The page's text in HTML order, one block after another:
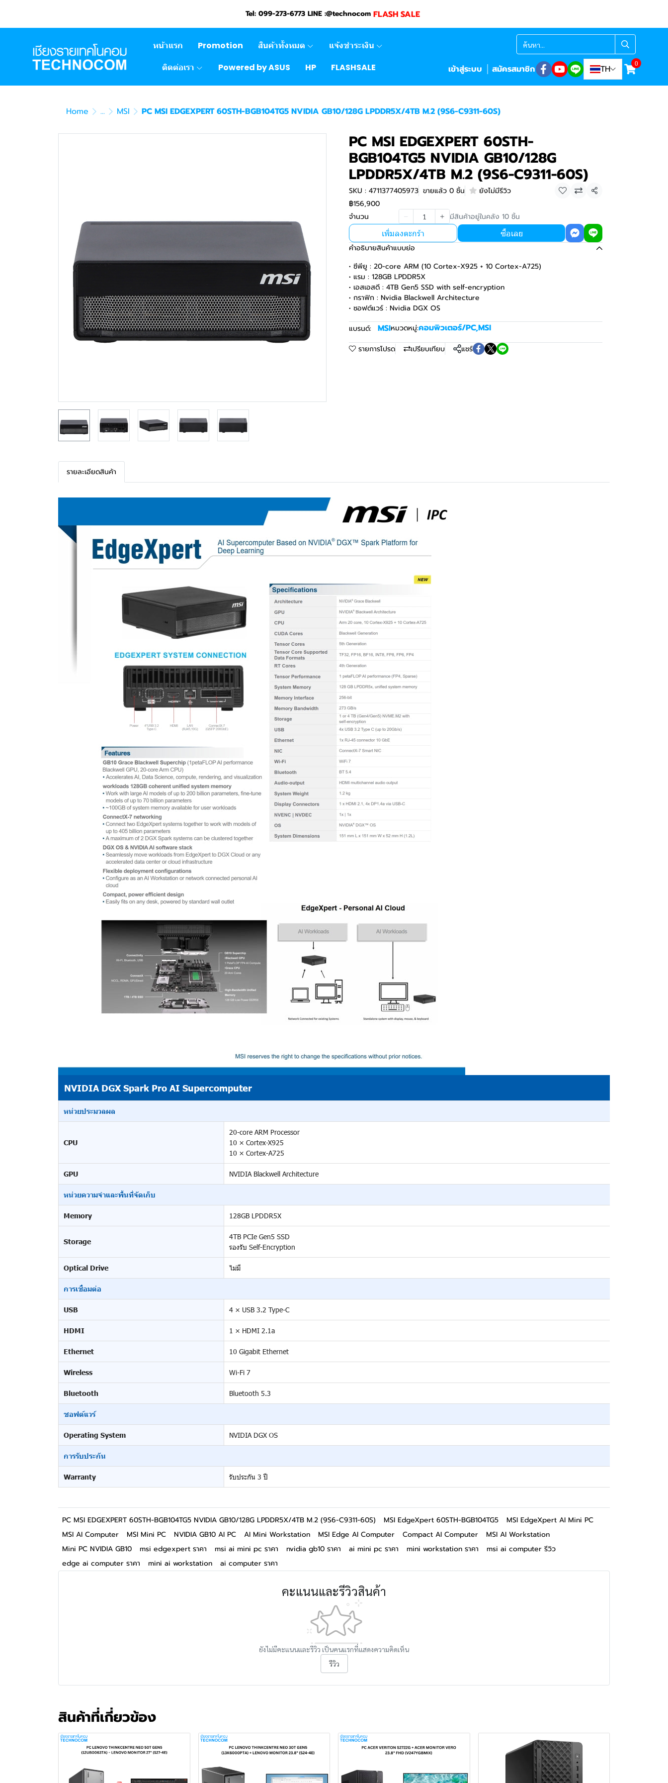
Tel: 099-273-6773 LINE :@technocom FLASH SALE
หน้าแรก Promotion สินค้าทั้งหมด
แจ้งชำระเงิน
ติดต่อเรา
Powered by ASUS HP FLASHSALE เข้าสู่ระบบ สมัครสมาชิก TH 0
Home ... MSI PC MSI EDGEXPERT 60STH-BGB104TG5 NVIDIA GB10/128G LPDDR5X/4TB M.2 (9S6-C9311-60S)
PC MSI EDGEXPERT 60STH-
BGB104TG5 NVIDIA GB10/128G
LPDDR5X/4TB M.2 (9S6-C9311-60S)
SKU : 4711377405973 ขายแล้ว 0 ชิ้น ยังไม่มีรีวิว
แชร์
฿156,900
จำนวน
มีสินค้าอยู่ในคลัง 10 ชิ้น
เพิ่มลงตะกร้า
ซื้อเลย
คำอธิบายสินค้าแบบย่อ
• ซีพียู : 20-core ARM (10 Cortex-X925 + 10 Cortex-A725)
• แรม : 128GB LPDDR5X
• เอสเอสดี : 4TB Gen5 SSD with self-encryption
• กราฟิก : Nvidia Blackwell Architecture
• ซอฟต์แวร์ : Nvidia DGX OS
แบรนด์:
MSIหมวดหมู่:คอมพิวเตอร์/PC,MSI
รายการโปรด เปรียบเทียบ แชร์
รายละเอียดสินค้า
NVIDIA DGX Spark Pro AI Supercomputer
หน่วยประมวลผล
CPU
20-core ARM Processor
10 × Cortex-X925
10 × Cortex-A725
GPU NVIDIA Blackwell Architecture
หน่วยความจำและพื้นที่จัดเก็บ
Memory 128GB LPDDR5X
Storage
4TB PCIe Gen5 SSD
รองรับ Self-Encryption
Optical Drive ไม่มี
การเชื่อมต่อ
USB 4 × USB 3.2 Type-C
HDMI 1 × HDMI 2.1a
Ethernet 10 Gigabit Ethernet
Wireless Wi-Fi 7
Bluetooth Bluetooth 5.3
ซอฟต์แวร์
Operating System NVIDIA DGX OS
การรับประกัน
Warranty รับประกัน 3 ปี
PC MSI EDGEXPERT 60STH-BGB104TG5 NVIDIA GB10/128G LPDDR5X/4TB M.2 (9S6-C9311-60S) MSI EdgeXpert 60STH-BGB104TG5
MSI EdgeXpert AI Mini PC
MSI AI Computer
MSI Mini PC NVIDIA GB10 AI PC AI Mini Workstation MSI Edge AI Computer Compact AI Computer
MSI AI Workstation
Mini PC NVIDIA GB10
msi edgexpert ราคา msi ai mini pc ราคา nvidia gb10 ราคา ai mini pc ราคา mini workstation ราคา
msi ai computer รีวิว
edge ai computer ราคา
mini ai workstation ai computer ราคา
คะแนนและรีวิวสินค้า
ยังไม่มีคะแนนและรีวิว เป็นคนแรกที่แสดงความคิดเห็น
รีวิว
สินค้าที่เกี่ยวข้อง